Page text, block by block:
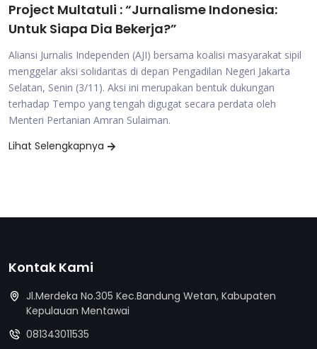
Project Multatuli : “Jurnalisme Indonesia:
Untuk Siapa Dia Bekerja?”
Aliansi Jurnalis Independen (AJI) bersama koalisi masyarakat sipil
menggelar aksi solidaritas di depan Pengadilan Negeri Jakarta
Selatan, Senin (3/11). Aksi ini merupakan bentuk dukungan
terhadap Tempo yang tengah digugat secara perdata oleh
Menteri Pertanian Amran Sulaiman.
Lihat Selengkapnya
Kontak Kami
Jl.Merdeka No.305 Kec.Bandung Wetan, Kabupaten
Kepulauan Mentawai
081343011535